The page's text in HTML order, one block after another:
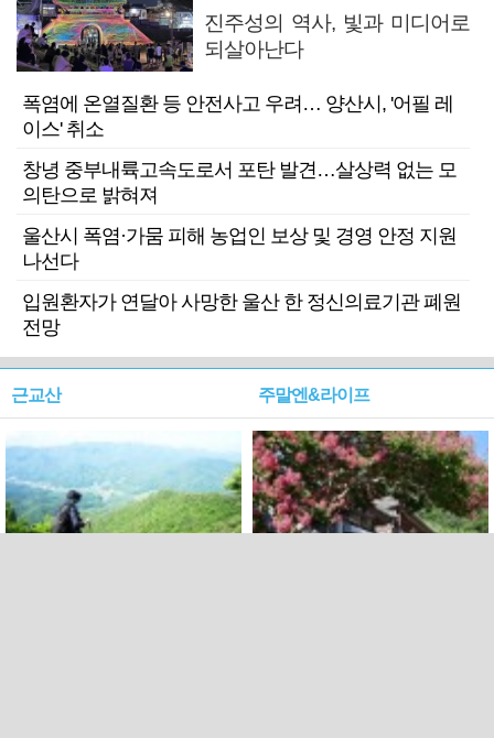
진주성의 역사, 빛과 미디어로
되살아난다
폭염에 온열질환 등 안전사고 우려… 양산시, '어필 레
이스' 취소
창녕 중부내륙고속도로서 포탄 발견…살상력 없는 모
의탄으로 밝혀져
울산시 폭염·가뭄 피해 농업인 보상 및 경영 안정 지원
나선다
입원환자가 연달아 사망한 울산 한 정신의료기관 폐원
전망
근교산 주말엔&라이프